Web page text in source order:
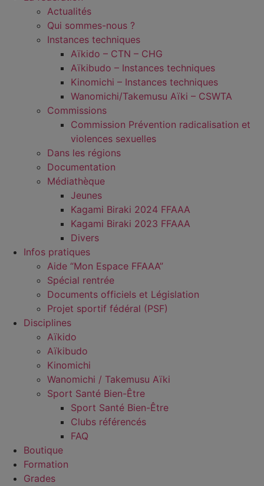
Actualités
Qui sommes-nous ?
Instances techniques
Aïkido – CTN – CHG
Aïkibudo – Instances techniques
Kinomichi – Instances techniques
Wanomichi/Takemusu Aïki – CSWTA
Commissions
Commission Prévention radicalisation et
violences sexuelles
Dans les régions
Documentation
Médiathèque
Jeunes
Kagami Biraki 2024 FFAAA
Kagami Biraki 2023 FFAAA
Divers
Infos pratiques
Aide “Mon Espace FFAAA”
Spécial rentrée
Documents officiels et Législation
Projet sportif fédéral (PSF)
Disciplines
Aïkido
Aïkibudo
Kinomichi
Wanomichi / Takemusu Aïki
Sport Santé Bien-Être
Sport Santé Bien-Être
Clubs référencés
FAQ
Boutique
Formation
Grades